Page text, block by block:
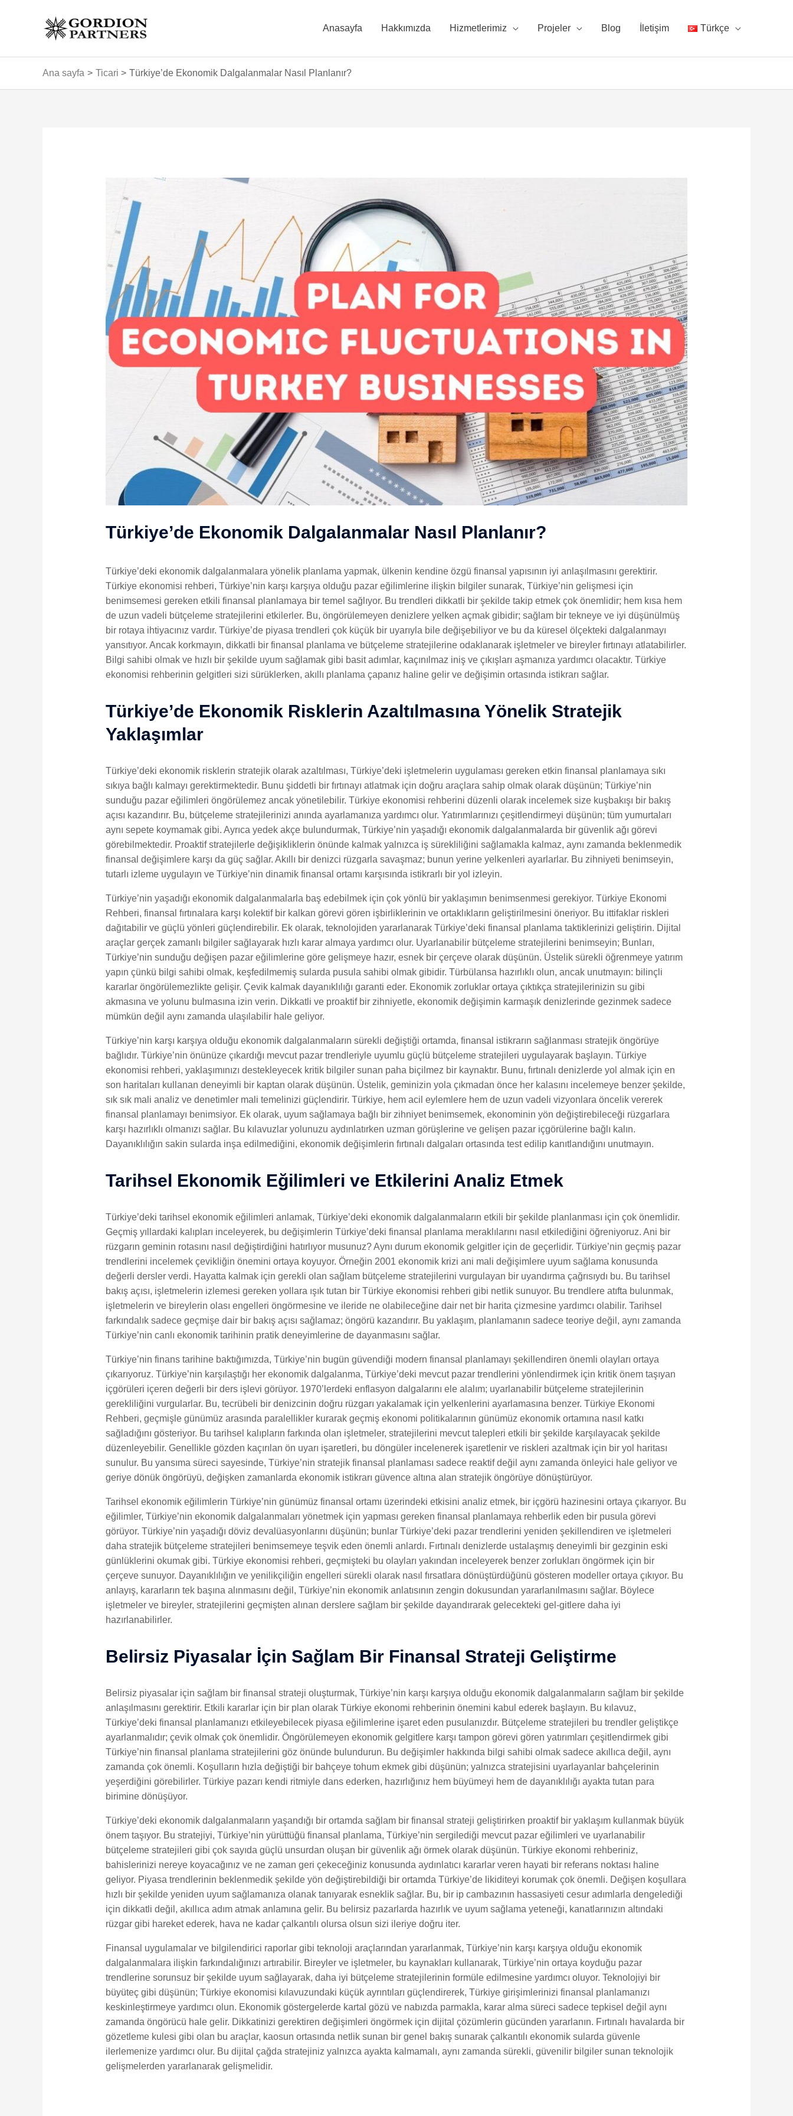
Anasayfa Hakkımızda Hizmetlerimiz Projeler Blog İletişim Türkçe
Ana sayfa Ticari Türkiye’de Ekonomik Dalgalanmalar Nasıl Planlanır?
Türkiye’de Ekonomik Dalgalanmalar Nasıl Planlanır?
Türkiye’deki ekonomik dalgalanmalara yönelik planlama yapmak, ülkenin kendine özgü finansal yapısının iyi anlaşılmasını gerektirir.
Türkiye ekonomisi rehberi, Türkiye’nin karşı karşıya olduğu pazar eğilimlerine ilişkin bilgiler sunarak, Türkiye’nin gelişmesi için
benimsemesi gereken etkili finansal planlamaya bir temel sağlıyor. Bu trendleri dikkatli bir şekilde takip etmek çok önemlidir; hem kısa hem
de uzun vadeli bütçeleme stratejilerini etkilerler. Bu, öngörülemeyen denizlere yelken açmak gibidir; sağlam bir tekneye ve iyi düşünülmüş
bir rotaya ihtiyacınız vardır. Türkiye’de piyasa trendleri çok küçük bir uyarıyla bile değişebiliyor ve bu da küresel ölçekteki dalgalanmayı
yansıtıyor. Ancak korkmayın, dikkatli bir finansal planlama ve bütçeleme stratejilerine odaklanarak işletmeler ve bireyler fırtınayı atlatabilirler.
Bilgi sahibi olmak ve hızlı bir şekilde uyum sağlamak gibi basit adımlar, kaçınılmaz iniş ve çıkışları aşmanıza yardımcı olacaktır. Türkiye
ekonomisi rehberinin gelgitleri sizi sürüklerken, akıllı planlama çapanız haline gelir ve değişimin ortasında istikrarı sağlar.
Türkiye’de Ekonomik Risklerin Azaltılmasına Yönelik Stratejik
Yaklaşımlar
Türkiye’deki ekonomik risklerin stratejik olarak azaltılması, Türkiye’deki işletmelerin uygulaması gereken etkin finansal planlamaya sıkı
sıkıya bağlı kalmayı gerektirmektedir. Bunu şiddetli bir fırtınayı atlatmak için doğru araçlara sahip olmak olarak düşünün; Türkiye’nin
sunduğu pazar eğilimleri öngörülemez ancak yönetilebilir. Türkiye ekonomisi rehberini düzenli olarak incelemek size kuşbakışı bir bakış
açısı kazandırır. Bu, bütçeleme stratejilerinizi anında ayarlamanıza yardımcı olur. Yatırımlarınızı çeşitlendirmeyi düşünün; tüm yumurtaları
aynı sepete koymamak gibi. Ayrıca yedek akçe bulundurmak, Türkiye’nin yaşadığı ekonomik dalgalanmalarda bir güvenlik ağı görevi
görebilmektedir. Proaktif stratejilerle değişikliklerin önünde kalmak yalnızca iş sürekliliğini sağlamakla kalmaz, aynı zamanda beklenmedik
finansal değişimlere karşı da güç sağlar. Akıllı bir denizci rüzgarla savaşmaz; bunun yerine yelkenleri ayarlarlar. Bu zihniyeti benimseyin,
tutarlı izleme uygulayın ve Türkiye’nin dinamik finansal ortamı karşısında istikrarlı bir yol izleyin.
Türkiye’nin yaşadığı ekonomik dalgalanmalarla baş edebilmek için çok yönlü bir yaklaşımın benimsenmesi gerekiyor. Türkiye Ekonomi
Rehberi, finansal fırtınalara karşı kolektif bir kalkan görevi gören işbirliklerinin ve ortaklıkların geliştirilmesini öneriyor. Bu ittifaklar riskleri
dağıtabilir ve güçlü yönleri güçlendirebilir. Ek olarak, teknolojiden yararlanarak Türkiye’deki finansal planlama taktiklerinizi geliştirin. Dijital
araçlar gerçek zamanlı bilgiler sağlayarak hızlı karar almaya yardımcı olur. Uyarlanabilir bütçeleme stratejilerini benimseyin; Bunları,
Türkiye’nin sunduğu değişen pazar eğilimlerine göre gelişmeye hazır, esnek bir çerçeve olarak düşünün. Üstelik sürekli öğrenmeye yatırım
yapın çünkü bilgi sahibi olmak, keşfedilmemiş sularda pusula sahibi olmak gibidir. Türbülansa hazırlıklı olun, ancak unutmayın: bilinçli
kararlar öngörülemezlikte gelişir. Çevik kalmak dayanıklılığı garanti eder. Ekonomik zorluklar ortaya çıktıkça stratejilerinizin su gibi
akmasına ve yolunu bulmasına izin verin. Dikkatli ve proaktif bir zihniyetle, ekonomik değişimin karmaşık denizlerinde gezinmek sadece
mümkün değil aynı zamanda ulaşılabilir hale geliyor.
Türkiye’nin karşı karşıya olduğu ekonomik dalgalanmaların sürekli değiştiği ortamda, finansal istikrarın sağlanması stratejik öngörüye
bağlıdır. Türkiye’nin önünüze çıkardığı mevcut pazar trendleriyle uyumlu güçlü bütçeleme stratejileri uygulayarak başlayın. Türkiye
ekonomisi rehberi, yaklaşımınızı destekleyecek kritik bilgiler sunan paha biçilmez bir kaynaktır. Bunu, fırtınalı denizlerde yol almak için en
son haritaları kullanan deneyimli bir kaptan olarak düşünün. Üstelik, geminizin yola çıkmadan önce her kalasını incelemeye benzer şekilde,
sık sık mali analiz ve denetimler mali temelinizi güçlendirir. Türkiye, hem acil eylemlere hem de uzun vadeli vizyonlara öncelik vererek
finansal planlamayı benimsiyor. Ek olarak, uyum sağlamaya bağlı bir zihniyet benimsemek, ekonominin yön değiştirebileceği rüzgarlara
karşı hazırlıklı olmanızı sağlar. Bu kılavuzlar yolunuzu aydınlatırken uzman görüşlerine ve gelişen pazar içgörülerine bağlı kalın.
Dayanıklılığın sakin sularda inşa edilmediğini, ekonomik değişimlerin fırtınalı dalgaları ortasında test edilip kanıtlandığını unutmayın.
Tarihsel Ekonomik Eğilimleri ve Etkilerini Analiz Etmek
Türkiye’deki tarihsel ekonomik eğilimleri anlamak, Türkiye’deki ekonomik dalgalanmaların etkili bir şekilde planlanması için çok önemlidir.
Geçmiş yıllardaki kalıpları inceleyerek, bu değişimlerin Türkiye’deki finansal planlama meraklılarını nasıl etkilediğini öğreniyoruz. Ani bir
rüzgarın geminin rotasını nasıl değiştirdiğini hatırlıyor musunuz? Aynı durum ekonomik gelgitler için de geçerlidir. Türkiye’nin geçmiş pazar
trendlerini incelemek çevikliğin önemini ortaya koyuyor. Örneğin 2001 ekonomik krizi ani mali değişimlere uyum sağlama konusunda
değerli dersler verdi. Hayatta kalmak için gerekli olan sağlam bütçeleme stratejilerini vurgulayan bir uyandırma çağrısıydı bu. Bu tarihsel
bakış açısı, işletmelerin izlemesi gereken yollara ışık tutan bir Türkiye ekonomisi rehberi gibi netlik sunuyor. Bu trendlere atıfta bulunmak,
işletmelerin ve bireylerin olası engelleri öngörmesine ve ileride ne olabileceğine dair net bir harita çizmesine yardımcı olabilir. Tarihsel
farkındalık sadece geçmişe dair bir bakış açısı sağlamaz; öngörü kazandırır. Bu yaklaşım, planlamanın sadece teoriye değil, aynı zamanda
Türkiye’nin canlı ekonomik tarihinin pratik deneyimlerine de dayanmasını sağlar.
Türkiye’nin finans tarihine baktığımızda, Türkiye’nin bugün güvendiği modern finansal planlamayı şekillendiren önemli olayları ortaya
çıkarıyoruz. Türkiye’nin karşılaştığı her ekonomik dalgalanma, Türkiye’deki mevcut pazar trendlerini yönlendirmek için kritik önem taşıyan
içgörüleri içeren değerli bir ders işlevi görüyor. 1970’lerdeki enflasyon dalgalarını ele alalım; uyarlanabilir bütçeleme stratejilerinin
gerekliliğini vurgularlar. Bu, tecrübeli bir denizcinin doğru rüzgarı yakalamak için yelkenlerini ayarlamasına benzer. Türkiye Ekonomi
Rehberi, geçmişle günümüz arasında paralellikler kurarak geçmiş ekonomi politikalarının günümüz ekonomik ortamına nasıl katkı
sağladığını gösteriyor. Bu tarihsel kalıpların farkında olan işletmeler, stratejilerini mevcut talepleri etkili bir şekilde karşılayacak şekilde
düzenleyebilir. Genellikle gözden kaçırılan ön uyarı işaretleri, bu döngüler incelenerek işaretlenir ve riskleri azaltmak için bir yol haritası
sunulur. Bu yansıma süreci sayesinde, Türkiye’nin stratejik finansal planlaması sadece reaktif değil aynı zamanda önleyici hale geliyor ve
geriye dönük öngörüyü, değişken zamanlarda ekonomik istikrarı güvence altına alan stratejik öngörüye dönüştürüyor.
Tarihsel ekonomik eğilimlerin Türkiye’nin günümüz finansal ortamı üzerindeki etkisini analiz etmek, bir içgörü hazinesini ortaya çıkarıyor. Bu
eğilimler, Türkiye’nin ekonomik dalgalanmaları yönetmek için yapması gereken finansal planlamaya rehberlik eden bir pusula görevi
görüyor. Türkiye’nin yaşadığı döviz devalüasyonlarını düşünün; bunlar Türkiye’deki pazar trendlerini yeniden şekillendiren ve işletmeleri
daha stratejik bütçeleme stratejileri benimsemeye teşvik eden önemli anlardı. Fırtınalı denizlerde ustalaşmış deneyimli bir gezginin eski
günlüklerini okumak gibi. Türkiye ekonomisi rehberi, geçmişteki bu olayları yakından inceleyerek benzer zorlukları öngörmek için bir
çerçeve sunuyor. Dayanıklılığın ve yenilikçiliğin engelleri sürekli olarak nasıl fırsatlara dönüştürdüğünü gösteren modeller ortaya çıkıyor. Bu
anlayış, kararların tek başına alınmasını değil, Türkiye’nin ekonomik anlatısının zengin dokusundan yararlanılmasını sağlar. Böylece
işletmeler ve bireyler, stratejilerini geçmişten alınan derslere sağlam bir şekilde dayandırarak gelecekteki gel-gitlere daha iyi
hazırlanabilirler.
Belirsiz Piyasalar İçin Sağlam Bir Finansal Strateji Geliştirme
Belirsiz piyasalar için sağlam bir finansal strateji oluşturmak, Türkiye’nin karşı karşıya olduğu ekonomik dalgalanmaların sağlam bir şekilde
anlaşılmasını gerektirir. Etkili kararlar için bir plan olarak Türkiye ekonomi rehberinin önemini kabul ederek başlayın. Bu kılavuz,
Türkiye’deki finansal planlamanızı etkileyebilecek piyasa eğilimlerine işaret eden pusulanızdır. Bütçeleme stratejileri bu trendler geliştikçe
ayarlanmalıdır; çevik olmak çok önemlidir. Öngörülemeyen ekonomik gelgitlere karşı tampon görevi gören yatırımları çeşitlendirmek gibi
Türkiye’nin finansal planlama stratejilerini göz önünde bulundurun. Bu değişimler hakkında bilgi sahibi olmak sadece akıllıca değil, aynı
zamanda çok önemli. Koşulların hızla değiştiği bir bahçeye tohum ekmek gibi düşünün; yalnızca stratejisini uyarlayanlar bahçelerinin
yeşerdiğini görebilirler. Türkiye pazarı kendi ritmiyle dans ederken, hazırlığınız hem büyümeyi hem de dayanıklılığı ayakta tutan para
birimine dönüşüyor.
Türkiye’deki ekonomik dalgalanmaların yaşandığı bir ortamda sağlam bir finansal strateji geliştirirken proaktif bir yaklaşım kullanmak büyük
önem taşıyor. Bu stratejiyi, Türkiye’nin yürüttüğü finansal planlama, Türkiye’nin sergilediği mevcut pazar eğilimleri ve uyarlanabilir
bütçeleme stratejileri gibi çok sayıda güçlü unsurdan oluşan bir güvenlik ağı örmek olarak düşünün. Türkiye ekonomi rehberiniz,
bahislerinizi nereye koyacağınız ve ne zaman geri çekeceğiniz konusunda aydınlatıcı kararlar veren hayati bir referans noktası haline
geliyor. Piyasa trendlerinin beklenmedik şekilde yön değiştirebildiği bir ortamda Türkiye’de likiditeyi korumak çok önemli. Değişen koşullara
hızlı bir şekilde yeniden uyum sağlamanıza olanak tanıyarak esneklik sağlar. Bu, bir ip cambazının hassasiyeti cesur adımlarla dengelediği
için dikkatli değil, akıllıca adım atmak anlamına gelir. Bu belirsiz pazarlarda hazırlık ve uyum sağlama yeteneği, kanatlarınızın altındaki
rüzgar gibi hareket ederek, hava ne kadar çalkantılı olursa olsun sizi ileriye doğru iter.
Finansal uygulamalar ve bilgilendirici raporlar gibi teknoloji araçlarından yararlanmak, Türkiye’nin karşı karşıya olduğu ekonomik
dalgalanmalara ilişkin farkındalığınızı artırabilir. Bireyler ve işletmeler, bu kaynakları kullanarak, Türkiye’nin ortaya koyduğu pazar
trendlerine sorunsuz bir şekilde uyum sağlayarak, daha iyi bütçeleme stratejilerinin formüle edilmesine yardımcı oluyor. Teknolojiyi bir
büyüteç gibi düşünün; Türkiye ekonomisi kılavuzundaki küçük ayrıntıları güçlendirerek, Türkiye girişimlerinizi finansal planlamanızı
keskinleştirmeye yardımcı olun. Ekonomik göstergelerde kartal gözü ve nabızda parmakla, karar alma süreci sadece tepkisel değil aynı
zamanda öngörücü hale gelir. Dikkatinizi gerektiren değişimleri öngörmek için dijital çözümlerin gücünden yararlanın. Fırtınalı havalarda bir
gözetleme kulesi gibi olan bu araçlar, kaosun ortasında netlik sunan bir genel bakış sunarak çalkantılı ekonomik sularda güvenle
ilerlemenize yardımcı olur. Bu dijital çağda stratejiniz yalnızca ayakta kalmamalı, aynı zamanda sürekli, güvenilir bilgiler sunan teknolojik
gelişmelerden yararlanarak gelişmelidir.